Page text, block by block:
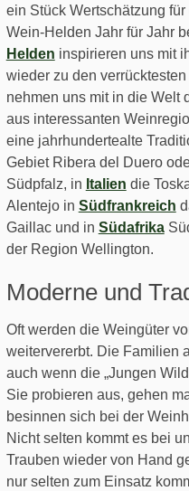
ein Stück Wertschätzung
Wein-Helden Jahr für Jahr
Helden inspirieren uns mit
wieder zu den
nehmen uns mit in die Welt
aus interessanten
eine jahrhundertealte
Gebiet Ribera del Duero
Südpfalz, in Italien die
Alentejo in Südfrankreich
Gaillac und in Südafrika
der Region Wellington.
Moderne und
Oft werden die Weingüter
weitervererbt. Die Familien
auch wenn die „Jungen
Sie probieren aus, gehen
besinnen sich bei der
Nicht selten kommt es bei
Trauben wieder von Hand
nur selten zum Einsatz